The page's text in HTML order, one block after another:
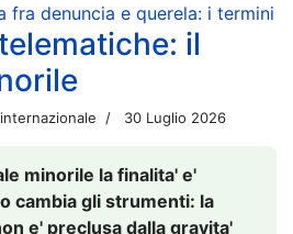
fra denuncia e querela: i termini
il
30 Luglio 2026
minorile la finalita' e'
cambia gli strumenti: la
e' preclusa dalla gravita'